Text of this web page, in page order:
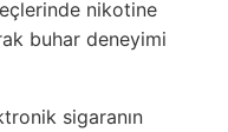
nikotine
buhar deneyimi
sigaranın